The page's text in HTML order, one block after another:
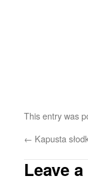
This entry was
← Kapusta
Leave